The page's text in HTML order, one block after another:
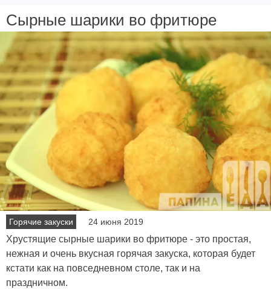
Сырные шарики во фритюре
Горячие закуски 24 июня 2019
Хрустящие сырные шарики во фритюре - это простая,
нежная и очень вкусная горячая закуска, которая будет
кстати как на повседневном столе, так и на
праздничном.